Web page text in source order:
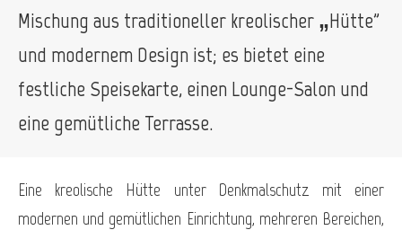
Mischung aus traditioneller kreolischer „Hütte”
und modernem Design ist; es bietet eine
festliche Speisekarte, einen Lounge-Salon und
eine gemütliche Terrasse.
Eine kreolische Hütte unter Denkmalschutz mit einer
modernen und gemütlichen Einrichtung, mehreren Bereichen,